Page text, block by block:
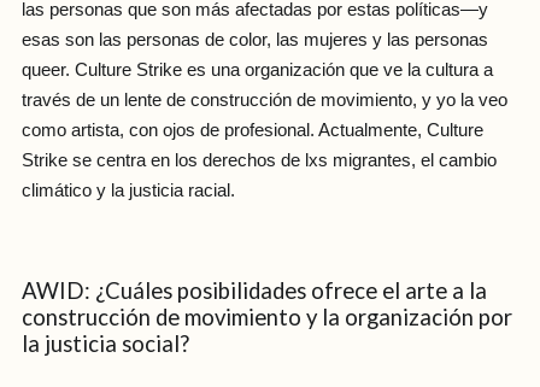
las personas que son más afectadas por estas políticas—y
esas son las personas de color, las mujeres y las personas
queer. Culture Strike es una organización que ve la cultura a
través de un lente de construcción de movimiento, y yo la veo
como artista, con ojos de profesional. Actualmente, Culture
Strike se centra en los derechos de lxs migrantes, el cambio
climático y la justicia racial.
AWID: ¿Cuáles posibilidades ofrece el arte a la
construcción de movimiento y la organización por
la justicia social?